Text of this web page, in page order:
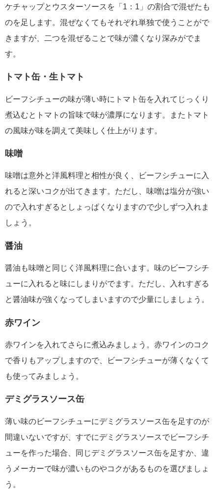
ケチャップとウスターソースを「1：1」の割合で混ぜたも
のを足します。混ぜなくてもそれぞれ単独で使うことがで
きますが、二つを混ぜることで味が濃くなり深みがでま
す。
トマト缶・生トマト
ビーフシチューの味が薄い時にトマト缶を入れてじっくり
煮込むとトマトの旨味で味が濃厚になります。またトマト
の風味が味を調えて美味しく仕上がります。
味噌
味噌は意外と洋風料理と相性が良く、ビーフシチューに入
れると深いコクが出てきます。ただし、味噌は塩分が強い
ので入れすぎるとしょっぱくなりますので少しずつ入れま
しょう。
醤油
醤油も味噌と同じく洋風料理に合います。味のビーフシチ
ューに入れると味にしまりがでます。ただし、入れすぎる
と醤油味が強くなってしまいますので少量にしましょう。
赤ワイン
赤ワインを入れてさらに煮込みましょう。赤ワインのコク
で香りもアップしますので、ビーフシチューが薄くなくて
も使ってみましょう。
デミグラスソース缶
薄い味のビーフシチューにデミグラスソース缶を足すのが
間違いないですが、すでにデミグラスソースでビーフシチ
ューを作った場合、同じデミグラスソース缶を足すか、違
うメーカーで味が濃いものやコクがあるものを選びましょ
う。